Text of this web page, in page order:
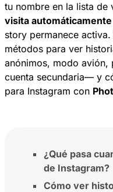
tu nombre en la lista de
visita automáticamente
story permanece
métodos para ver
anónimos, modo avión,
cuenta secundaria— y
para Instagram con
¿Qué pasa
de Instagram?
Cómo ver